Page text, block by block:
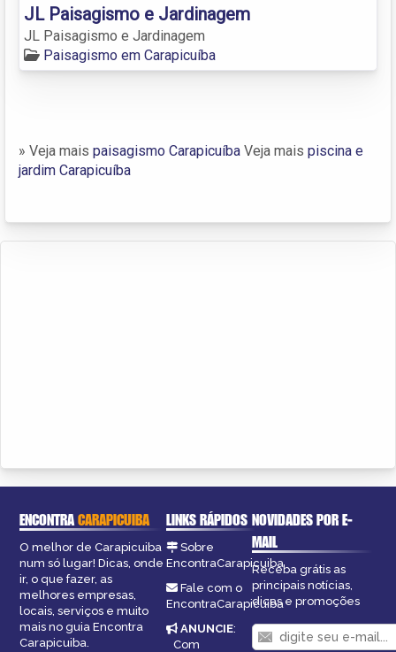
JL Paisagismo e Jardinagem
JL Paisagismo e Jardinagem
Paisagismo em Carapicuíba
» Veja mais paisagismo Carapicuíba Veja mais piscina e
jardim Carapicuíba
ENCONTRACARAPICUIBA
O melhor de Carapicuiba
num só lugar! Dicas, onde
ir, o que fazer, as
melhores empresas,
locais, serviços e muito
mais no guia Encontra
Carapicuiba.
LINKS RÁPIDOS
Sobre
EncontraCarapicuiba
Fale com o
EncontraCarapicuiba
ANUNCIE:
Com
NOVIDADES POR E-
MAIL
Receba grátis as
principais notícias,
dicas e promoções